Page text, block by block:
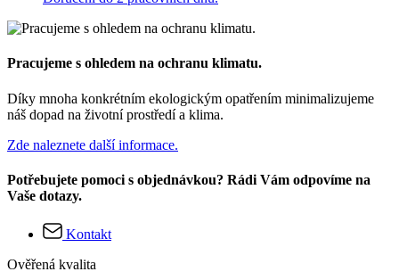
Pracujeme s ohledem na ochranu klimatu.
Díky mnoha konkrétním ekologickým opatřením minimalizujeme
náš dopad na životní prostředí a klima.
Zde naleznete další informace.
Potřebujete pomoci s objednávkou? Rádi Vám odpovíme na
Vaše dotazy.
Kontakt
Ověřená kvalita